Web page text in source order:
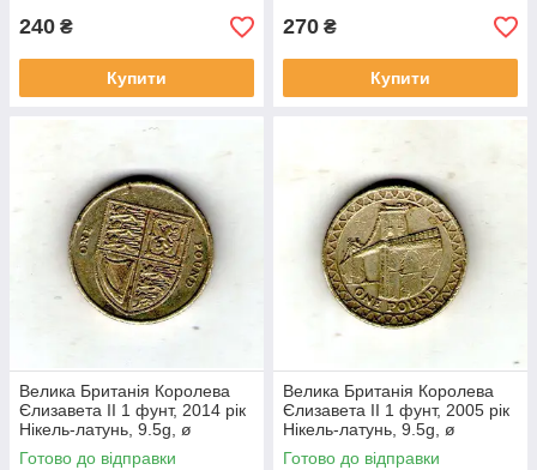
240 ₴
Купити
270 ₴
Купити
Велика Британія Королева
Єлизавета II 1 фунт, 2014 рік
Нікель-латунь, 9.5g, ø
22.5mm №1957
Готово до відправки
Велика Британія Королева
Єлизавета II 1 фунт, 2005 рік
Нікель-латунь, 9.5g, ø
22.5mm №1951
Готово до відправки